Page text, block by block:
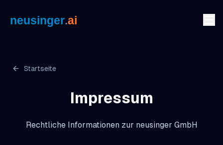
Startseite
Impressum
Rechtliche Informationen zur neusinger GmbH